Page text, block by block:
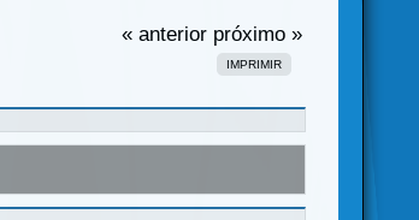
« anterior próximo »
IMPRIMIR